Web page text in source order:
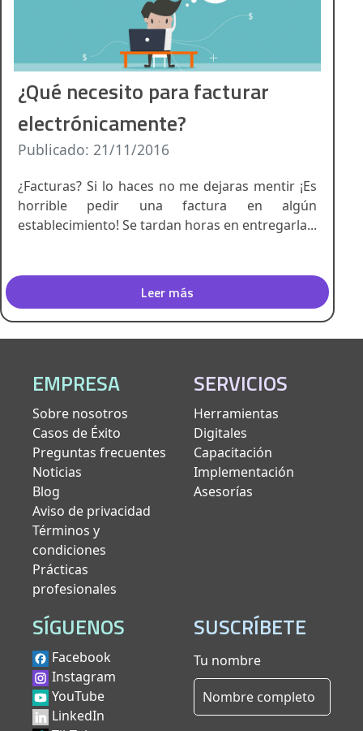
¿Qué necesito para facturar
electrónicamente?
Publicado: 21/11/2016
¿Facturas? Si lo haces no me dejaras mentir ¡Es
horrible pedir una factura en algún
establecimiento! Se tardan horas en entregarla...
Leer más
EMPRESA
Sobre nosotros
Casos de Éxito
Preguntas frecuentes
Noticias
Blog
Aviso de privacidad
Términos y
condiciones
Prácticas
profesionales
SERVICIOS
Herramientas
Digitales
Capacitación
Implementación
Asesorías
SÍGUENOS
Facebook
Instagram
YouTube
LinkedIn
SUSCRÍBETE
Tu nombre